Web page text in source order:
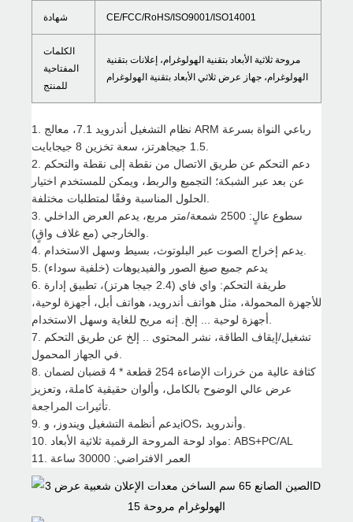
شهادة CE/FCC/RoHS/ISO9001/ISO14001
الكلمات
المفتاحية
للمنتج
مروحة ثلاثية الأبعاد بتقنية الهولوغرام، إعلانات بتقنية
الهولوغرام، جهاز عرض ثلاثي الأبعاد بتقنية الهولوغرام
1. نظام التشغيل أندرويد 7.1، معالج ARM رباعي النواة بسرعة
2. دعم التحكم عن طريق الاتصال من نقطة إلى نقطة والتحكم
عن بعد عبر الشبكة؛ التجميع والربط، ويمكن للمستخدم اختيار
3. سطوع عالٍ: 2500 شمعة/متر مربع، يدعم العرض الداخلي
5. يدعم جميع صيغ الصور والفيديوهات (خلفية سوداء)
6. طريقة التحكم: واي فاي (2.4 جيجا هرتز)، تطبيق إدارة
للأجهزة المحمولة، مثل هواتف أندرويد، هواتف أبل، أجهزة لوحية،
7. تشغيل/إيقاف الطاقة، نشر المحتوى .. إلخ عن طريق التحكم
8. كثافة عالية من خرزات الإضاءة 254 قطعة * 4 قضبان لضمان
عرض عالي الوضوح بالكامل، وألوان حقيقية كاملة، وتعزيز
10. مواد لوحة المروحة الرقمية ثلاثية الأبعاد: ABS+PC/AL
11. العمر الافتراضي: 30000 ساعة